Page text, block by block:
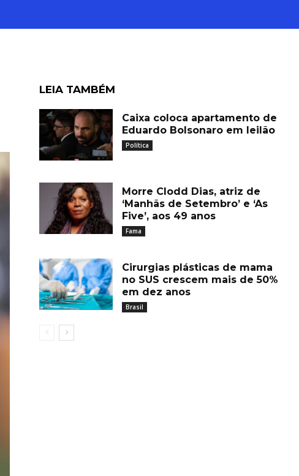
LEIA TAMBÉM
Caixa coloca apartamento de
Eduardo Bolsonaro em leilão
Política
Morre Clodd Dias, atriz de
‘Manhãs de Setembro’ e ‘As
Five’, aos 49 anos
Fama
Cirurgias plásticas de mama
no SUS crescem mais de 50%
em dez anos
Brasil